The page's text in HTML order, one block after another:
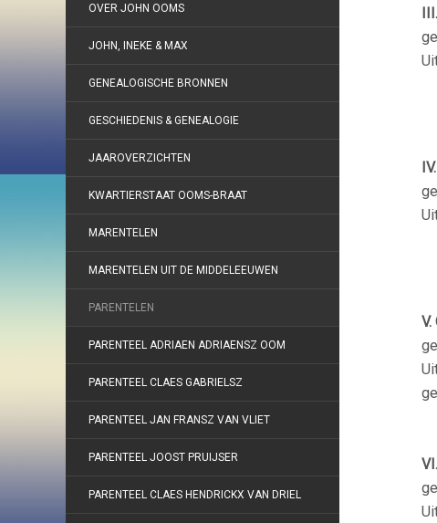
OVER JOHN OOMS
JOHN, INEKE & MAX
GENEALOGISCHE BRONNEN
GESCHIEDENIS & GENEALOGIE
JAAROVERZICHTEN
KWARTIERSTAAT OOMS-BRAAT
MARENTELEN
MARENTELEN UIT DE MIDDELEEUWEN
PARENTELEN
PARENTEEL ADRIAEN ADRIAENSZ OOM
PARENTEEL CLAES GABRIELSZ
PARENTEEL JAN FRANSZ VAN VLIET
PARENTEEL JOOST PRUIJSER
PARENTEEL CLAES HENDRICKX VAN DRIEL